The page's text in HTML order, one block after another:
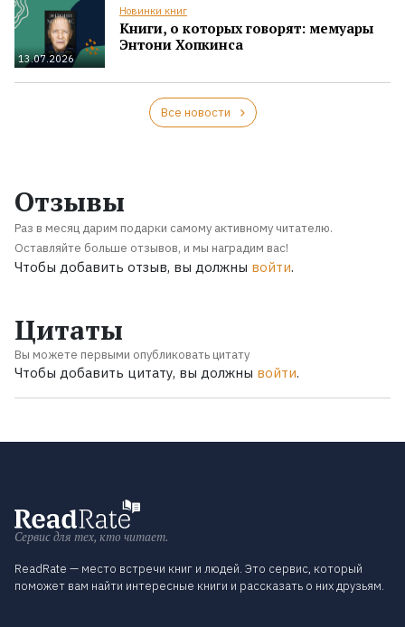
13.07.2026
Новинки книг
Книги, о которых говорят: мемуары
Энтони Хопкинса
Все новости
Отзывы
Раз в месяц дарим подарки самому активному читателю.
Оставляйте больше отзывов, и мы наградим вас!
Чтобы добавить отзыв, вы должны войти.
Цитаты
Вы можете первыми опубликовать цитату
Чтобы добавить цитату, вы должны войти.
Сервис для тех, кто читает.
ReadRate — место встречи книг и людей. Это сервис, который
поможет вам найти интересные книги и рассказать о них друзьям.